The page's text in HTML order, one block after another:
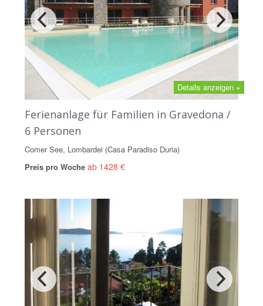
Details anzeigen +
Ferienanlage für Familien in Gravedona /
6 Personen
Comer See, Lombardei (Casa Paradiso Duria)
Preis pro Woche ab 1428 €